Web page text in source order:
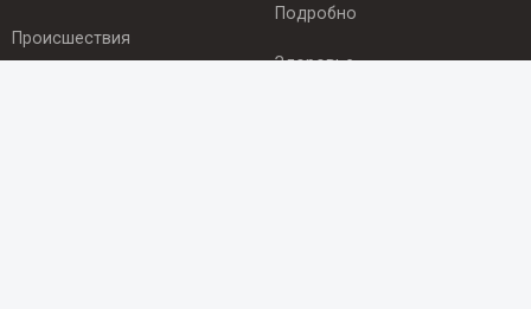
Происшествия
Подробно
Здоровье